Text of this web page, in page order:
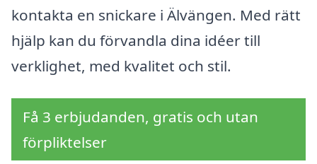
kontakta en snickare i Älvängen. Med rätt
hjälp kan du förvandla dina idéer till
verklighet, med kvalitet och stil.
Få 3 erbjudanden, gratis och utan
förpliktelser